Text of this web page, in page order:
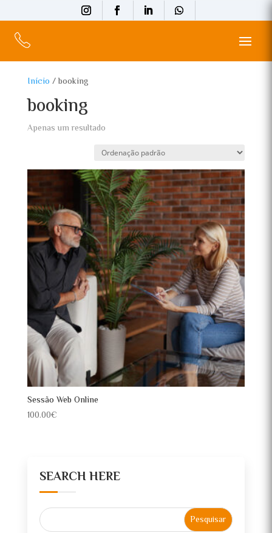
Início/ booking
booking
Apenas um resultado
Sessão Web Online
100.00€
SEARCH HERE